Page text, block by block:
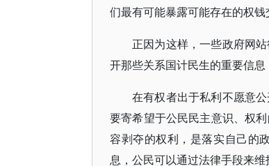
们最有可能暴露可能存在的权钱
正因为这样，一些政府网
开那些关系国计民生的重要信
在有权者出于私利不愿意
要寄希望于公民民主意识、权
容剥夺的权利，是落实自己的
息，公民可以通过法律手段来维